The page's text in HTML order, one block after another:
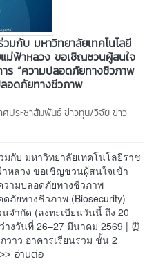
มกับ มหาวิทยาลัยเทคโนโลยี
ม่ฟ้าหลวง ขอเชิญชวนผู้สนใจ
ร “ความปลอดภัยทางชีวภาพ
อดภัยทางชีวภาพ
ศประชาสัมพันธ์ข่าวทุน/วิจัยข่าว
กับ มหาวิทยาลัยเทคโนโลยีราช
หลวง ขอเชิญชวนผู้สนใจเข้า
วามปลอดภัยทางชีวภาพ
ภัยทางชีวภาพ (Biosecurity)
จำกัด (ลงทะเบียนวันนี้ ถึง 20
งวันที่ 26–27 มีนาคม 2569 | ⏰
าว อาคารเรียนรวม ชั้น 2
>> อ่านต่อ